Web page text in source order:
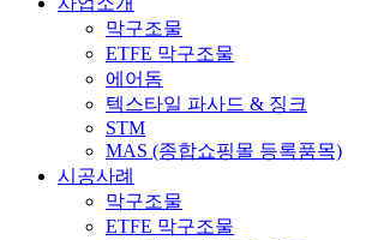
막구조물
ETFE 막구조물
에어돔
텍스타일 파사드 & 징크
STM
MAS (종합쇼핑몰 등록품목)
시공사례
막구조물
ETFE 막구조물